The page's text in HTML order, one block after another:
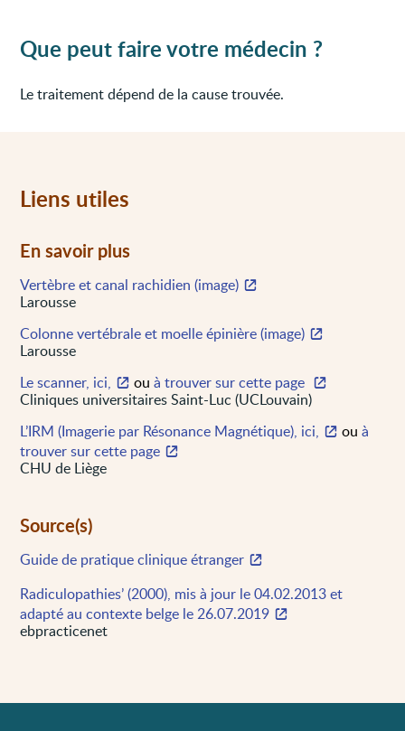
Que peut faire votre médecin ?
Le traitement dépend de la cause trouvée.
Liens utiles
En savoir plus
Vertèbre et canal rachidien (image)
Larousse
Colonne vertébrale et moelle épinière (image)
Larousse
Le scanner, ici,
ouà trouver sur cette page
Cliniques universitaires Saint-Luc (UCLouvain)
L’IRM (Imagerie par Résonance Magnétique), ici,
ouà
trouver sur cette page
CHU de Liège
Source(s)
Guide de pratique clinique étranger
Radiculopathies’ (2000), mis à jour le 04.02.2013 et
adapté au contexte belge le 26.07.2019
ebpracticenet